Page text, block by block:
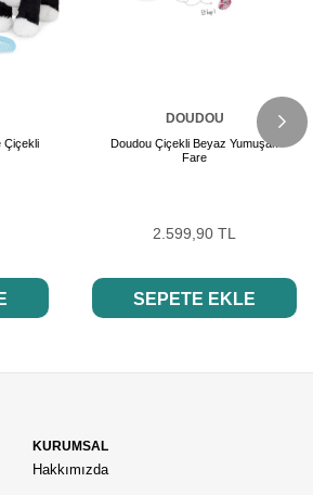
Çiçekli
DOUDOU
Doudou Çiçekli Beyaz Yumuşak
Fare
2.599,90 TL
SEPETE EKLE
KURUMSAL
Hakkımızda